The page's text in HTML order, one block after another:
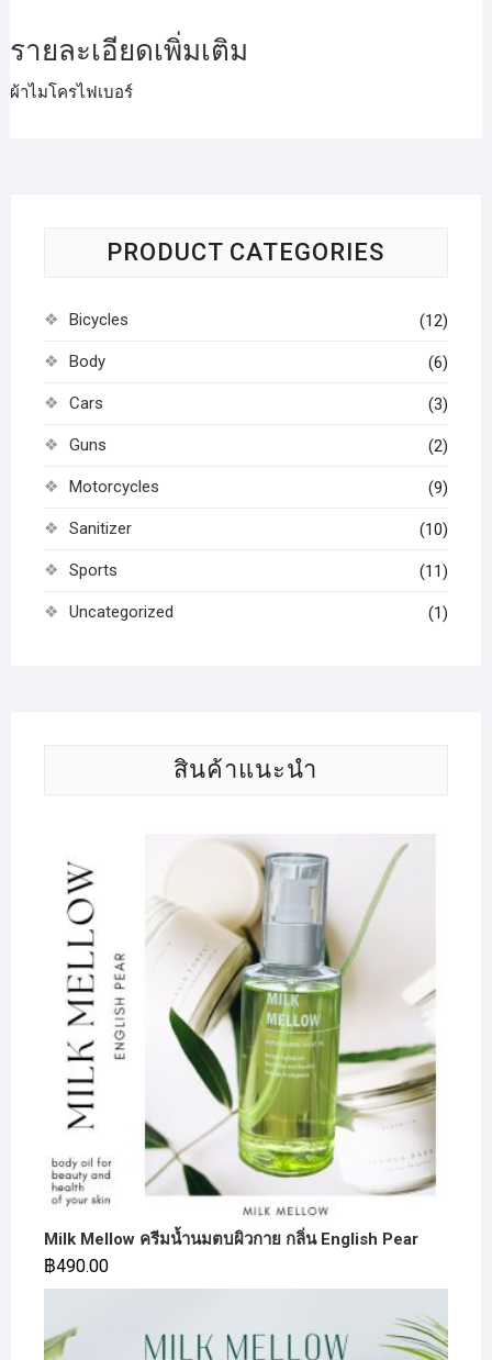
รายละเอียดเพิ่มเติม
ผ้าไมโครไฟเบอร์
PRODUCT CATEGORIES
Bicycles (12)
Body (6)
Cars (3)
Guns (2)
Motorcycles (9)
Sanitizer (10)
Sports (11)
Uncategorized (1)
สินค้าแนะนำ
Milk Mellow ครีมน้ำนมตบผิวกาย กลิ่น English Pear
฿490.00